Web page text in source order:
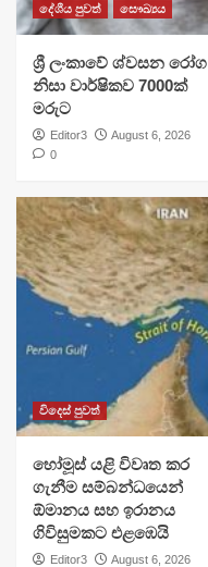
දේශීය පුවත් සෞඛ්‍යය
ශ්‍රී ලංකාවේ ශ්වසන රෝග
නිසා වාර්ෂිකව 7000ක්
මරුට
Editor3
August 6, 2026
0
විදෙස් පුවත්
හෝමූස් යළි විවෘත කර
ගැනීම සම්බන්ධයෙන්
ඕමානය සහ ඉරානය
ගිවිසුමකට එළඹෙයි
Editor3
August 6, 2026